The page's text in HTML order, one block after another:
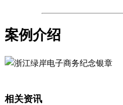
案例介绍
相关资讯